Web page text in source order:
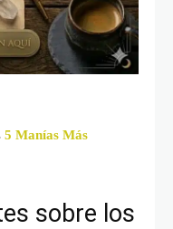
5 Manías Más
sobre los